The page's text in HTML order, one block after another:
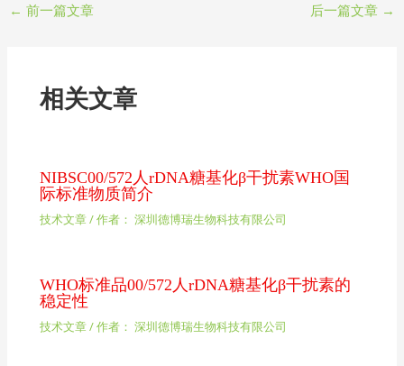
← 前一篇文章 后一篇文章 →
相关文章
NIBSC00/572人rDNA糖基化β干扰素WHO国
际标准物质简介
技术文章/ 作者： 深圳德博瑞生物科技有限公司
WHO标准品00/572人rDNA糖基化β干扰素的
稳定性
技术文章/ 作者： 深圳德博瑞生物科技有限公司